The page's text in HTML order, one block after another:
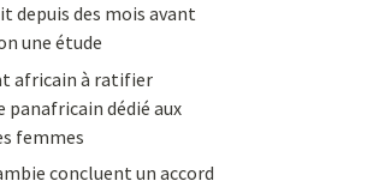
depuis des mois avant
une étude
africain à ratifier
dédié aux
femmes
concluent un accord